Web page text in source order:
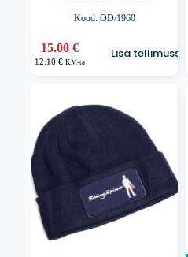
Kood: OD/1960
15.00€
12.10€ KM-ta
Lisa tellimusse